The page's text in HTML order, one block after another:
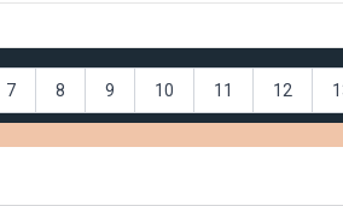
7 8 9 10 11 12